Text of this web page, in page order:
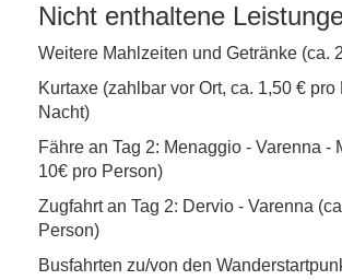
Nicht enthaltene
Weitere Mahlzeiten und Getränke (ca.
Kurtaxe (zahlbar vor Ort, ca. 1,50 € pro
Nacht)
Fähre an Tag 2: Menaggio - Varenna -
10€ pro Person)
Zugfahrt an Tag 2: Dervio - Varenna
Person)
Busfahrten zu/von den